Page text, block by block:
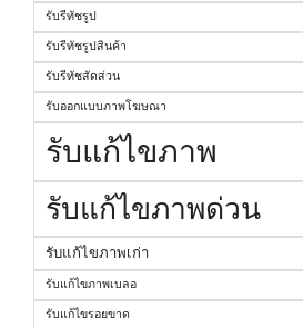
รับรีทัชรูป
รับรีทัชรูปสินค้า
รับรีทัชสัดส่วน
รับออกแบบภาพโฆษณา
รับแก้ไขภาพ
รับแก้ไขภาพด่วน
รับแก้ไขภาพเก่า
รับแก้ไขภาพเบลอ
รับแก้ไขรอยขาด